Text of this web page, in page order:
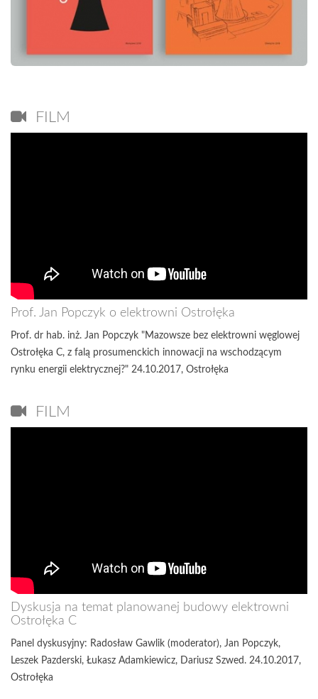
FILM
Prof. Jan Popczyk o elektrowni Ostrołęka
Prof. dr hab. inż. Jan Popczyk "Mazowsze bez elektrowni węglowej
Ostrołęka C, z falą prosumenckich innowacji na wschodzącym
rynku energii elektrycznej?" 24.10.2017, Ostrołęka
FILM
Dyskusja na temat planowanej budowy elektrowni
Ostrołęka C
Panel dyskusyjny: Radosław Gawlik (moderator), Jan Popczyk,
Leszek Pazderski, Łukasz Adamkiewicz, Dariusz Szwed. 24.10.2017,
Ostrołęka